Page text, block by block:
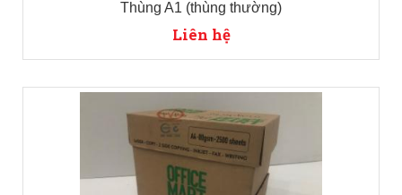
Thùng A1 (thùng thường)
Liên hệ